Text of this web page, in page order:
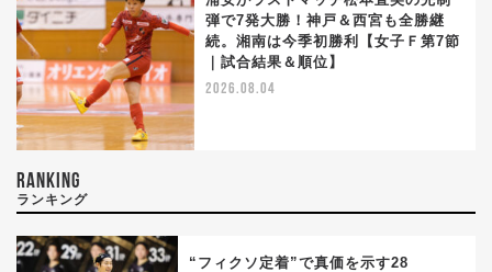
弾で7発大勝！神戸＆西宮も全勝継
続。湘南は今季初勝利【女子Ｆ第7節
｜試合結果＆順位】
2026.08.04
RANKING
ランキング
“フィクソ定着”で真価を示す28